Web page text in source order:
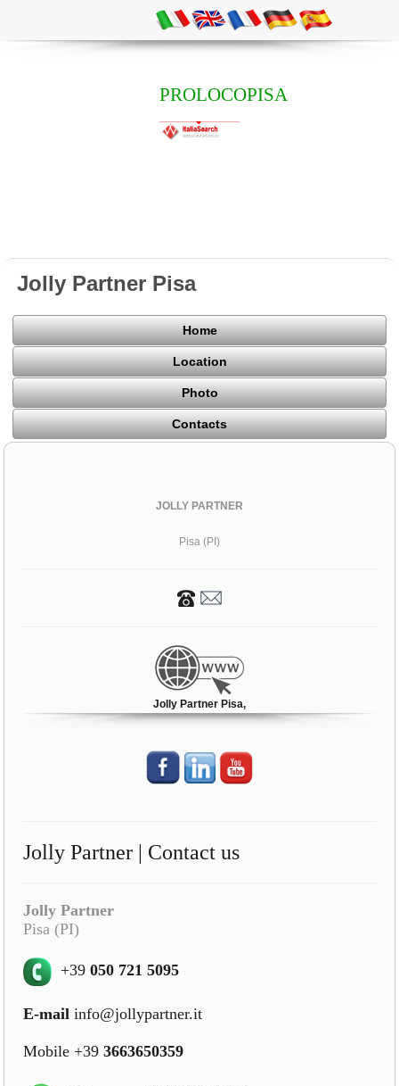
PROLOCOPISA
Jolly Partner Pisa
Home
Location
Photo
Contacts
JOLLY PARTNER
Pisa (PI)
Jolly Partner Pisa,
Jolly Partner | Contact us
Jolly Partner
Pisa (PI)
+39050 721 5095
E-mail info@jollypartner.it
Mobile +393663650359